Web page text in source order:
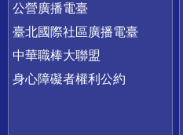
公營廣播電臺
臺北國際社區廣播電臺
中華職棒大聯盟
身心障礙者權利公約